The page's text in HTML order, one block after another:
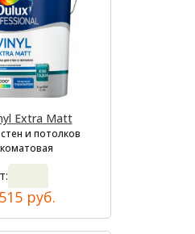
Extra Matt
и потолков
руб.